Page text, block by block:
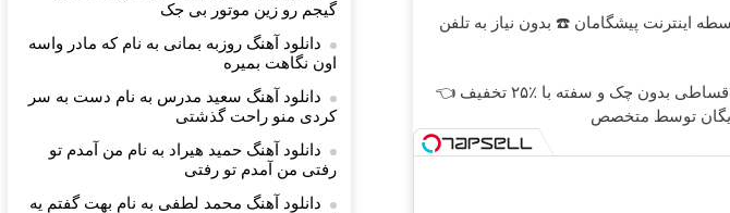
ایمپلنت اقساطی بدون چک و سفته با ٪۲۵ تخفیف 👈
توسط متخصص
گیجم رو زین موتور بی جک
دانلود آهنگ روزبه بمانی به نام که مادر واسه
اون نگاهت بمیره
دانلود آهنگ سعید مدرس به نام دست به سر
کردی منو راحت گذشتی
دانلود آهنگ حمید هیراد به نام من آمدم تو
رفتی من آمدم تو رفتی
دانلود آهنگ محمد لطفی به نام بهت گفتم یه